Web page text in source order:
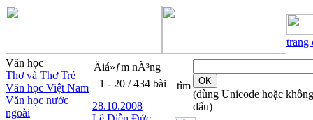
trang
Văn học
Thơ và Thơ Trẻ
Văn học Việt Nam
Văn học nước
ngoài
Äiá»ƒm nÃ³ng
1 - 20 / 434 bài
28.10.2008
tìm
(dùng Unicode hoặc không
dấu)